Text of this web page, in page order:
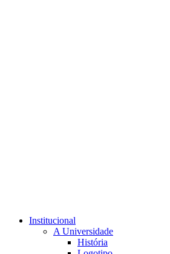
Institucional
A Universidade
História